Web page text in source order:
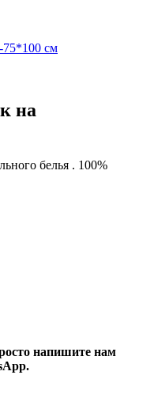
на
белья . 100%
напишите нам